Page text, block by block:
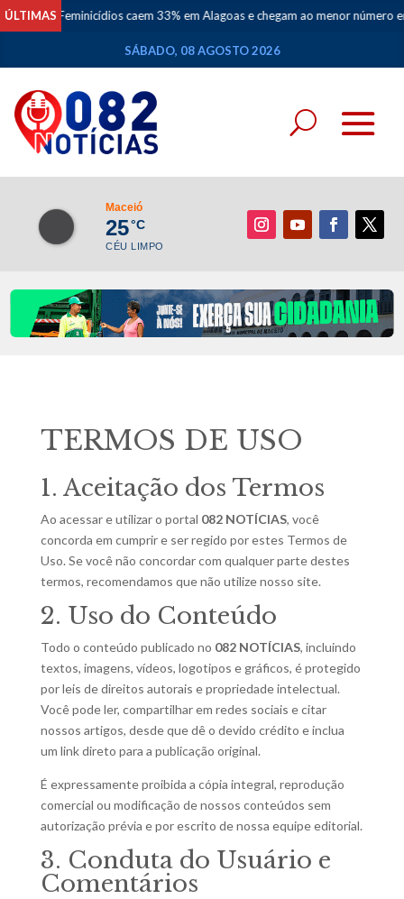
ÚLTIMASFeminicídios caem 33% em Alagoas e chegam ao menor número em
SÁBADO, 08 AGOSTO 2026
Maceió
25°C
CÉU LIMPO
TERMOS DE USO
1. Aceitação dos Termos
Ao acessar e utilizar o portal 082 NOTÍCIAS, você
concorda em cumprir e ser regido por estes Termos de
Uso. Se você não concordar com qualquer parte destes
termos, recomendamos que não utilize nosso site.
2. Uso do Conteúdo
Todo o conteúdo publicado no 082 NOTÍCIAS, incluindo
textos, imagens, vídeos, logotipos e gráficos, é protegido
por leis de direitos autorais e propriedade intelectual.
Você pode ler, compartilhar em redes sociais e citar
nossos artigos, desde que dê o devido crédito e inclua
um link direto para a publicação original.
É expressamente proibida a cópia integral, reprodução
comercial ou modificação de nossos conteúdos sem
autorização prévia e por escrito de nossa equipe editorial.
3. Conduta do Usuário e
Comentários